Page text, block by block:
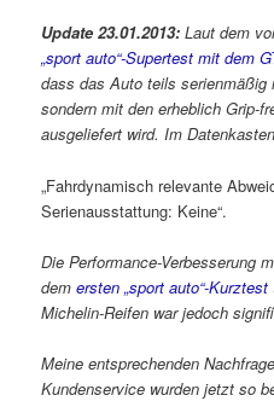
Update 23.01.2013: Laut dem
„sport auto“-Supertest mit dem
dass das Auto teils serienmäßig
sondern mit den erheblich Grip-
ausgeliefert wird. Im
„Fahrdynamisch relevante
Serienausstattung: Keine“.
Die Performance-Verbesserung
demersten „sport auto“-Kurztest
Michelin-Reifen war jedoch
Meine entsprechenden
Kundenservice wurden jetzt so